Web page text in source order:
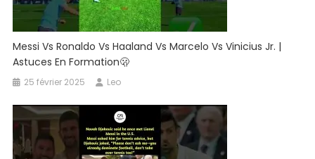
Messi Vs Ronaldo Vs Haaland Vs Marcelo Vs Vinicius Jr. |
Astuces En Formation🫢
25 février 2025 Leo